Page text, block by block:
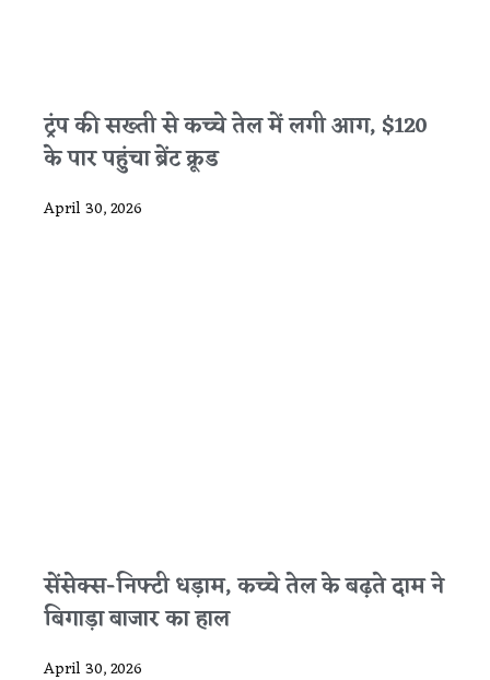
ट्रंप की सख्ती से कच्चे तेल में लगी आग, $120
के पार पहुंचा ब्रेंट क्रूड
April 30, 2026
सेंसेक्स-निफ्टी धड़ाम, कच्चे तेल के बढ़ते दाम ने
बिगाड़ा बाजार का हाल
April 30, 2026